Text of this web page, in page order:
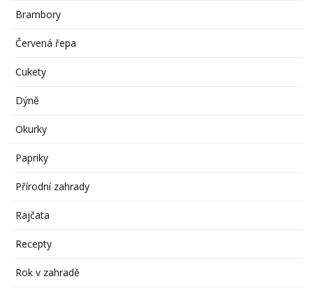
Brambory
Červená řepa
Cukety
Dýně
Okurky
Papriky
Přírodní zahrady
Rajčata
Recepty
Rok v zahradě